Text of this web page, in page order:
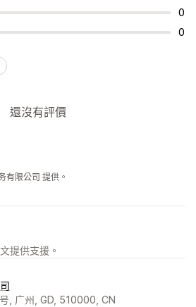
0
0
還沒有評價
有限公司 提供。
提供支援。
, 广州, GD, 510000, CN